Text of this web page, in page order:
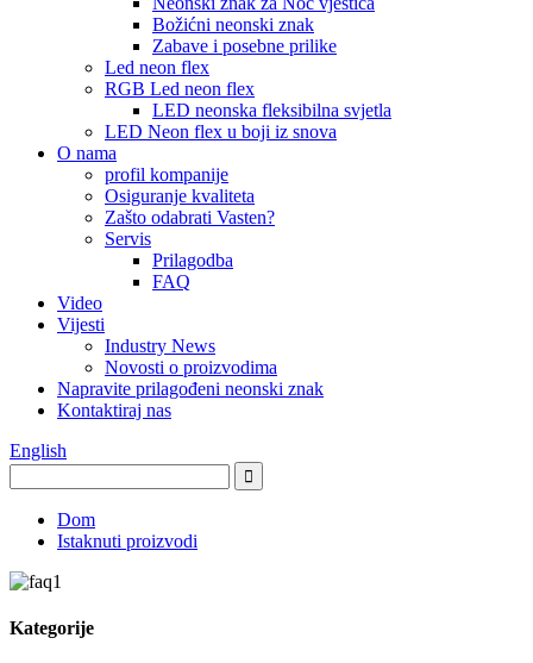
Božićni neonski znak
Zabave i posebne prilike
Led neon flex
RGB Led neon flex
LED neonska fleksibilna svjetla
LED Neon flex u boji iz snova
O nama
profil kompanije
Osiguranje kvaliteta
Zašto odabrati Vasten?
Servis
Prilagodba
FAQ
Video
Vijesti
Industry News
Novosti o proizvodima
Napravite prilagođeni neonski znak
Kontaktiraj nas
English
Dom
Istaknuti proizvodi
Kategorije